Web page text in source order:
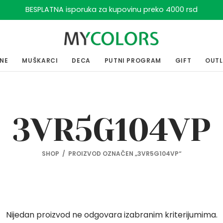
BESPLATNA isporuka za kupovinu preko 4000 rsd
MUŠKARCI DECA PUTNI PROGRAM GIFT
3VR5G104VP
SHOP / PROIZVOD OZNAČEN „3VR5G104VP“
Nijedan proizvod ne odgovara izabranim kriterijumima.